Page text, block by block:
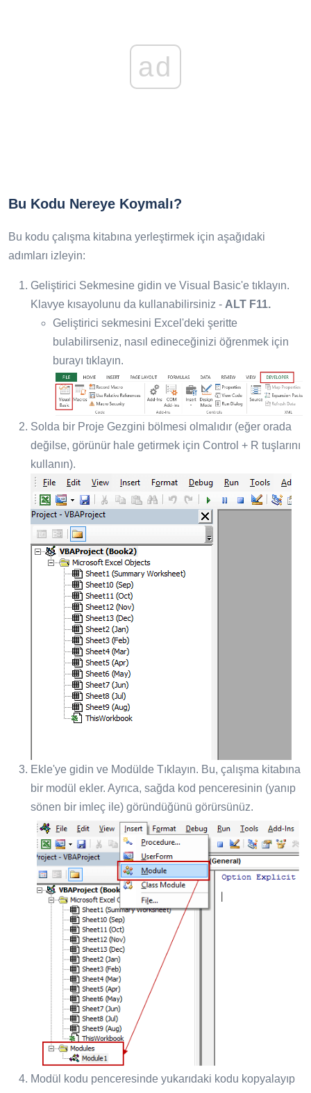
ad
Bu Kodu Nereye Koymalı?
Bu kodu çalışma kitabına yerleştirmek için aşağıdaki
adımları izleyin:
Geliştirici Sekmesine gidin ve Visual Basic'e tıklayın.
Klavye kısayolunu da kullanabilirsiniz - ALT F11.
Geliştirici sekmesini Excel'deki şeritte
bulabilirseniz, nasıl edineceğinizi öğrenmek için
burayı tıklayın.
Solda bir Proje Gezgini bölmesi olmalıdır (eğer orada
değilse, görünür hale getirmek için Control + R tuşlarını
kullanın).
Ekle'ye gidin ve Modülde Tıklayın. Bu, çalışma kitabına
bir modül ekler. Ayrıca, sağda kod penceresinin (yanıp
sönen bir imleç ile) göründüğünü görürsünüz.
Modül kodu penceresinde yukarıdaki kodu kopyalayıp